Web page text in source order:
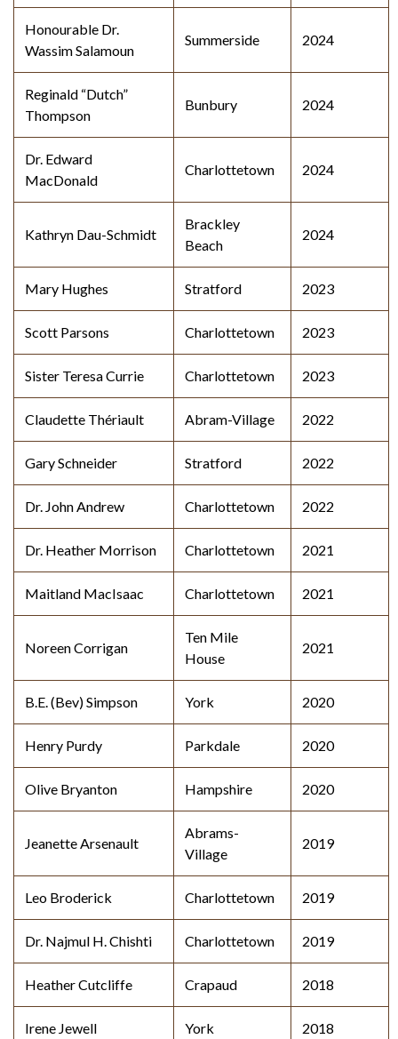
Honourable Dr.
Wassim Salamoun
Summerside 2024
Reginald “Dutch”
Thompson
Bunbury 2024
Dr. Edward
MacDonald
Charlottetown 2024
Kathryn Dau-Schmidt
Brackley
Beach
2024
Mary Hughes Stratford 2023
Scott Parsons Charlottetown 2023
Sister Teresa Currie Charlottetown 2023
Claudette Thériault Abram-Village 2022
Gary Schneider Stratford 2022
Dr. John Andrew Charlottetown 2022
Dr. Heather Morrison Charlottetown 2021
Maitland MacIsaac Charlottetown 2021
Noreen Corrigan
Ten Mile
House
2021
B.E. (Bev) Simpson York 2020
Henry Purdy Parkdale 2020
Olive Bryanton Hampshire 2020
Jeanette Arsenault
Abrams-
Village
2019
Leo Broderick Charlottetown 2019
Dr. Najmul H. Chishti Charlottetown 2019
Heather Cutcliffe Crapaud 2018
Irene Jewell York 2018